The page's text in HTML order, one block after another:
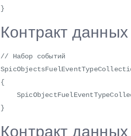
}
Контракт
// Набор событий
{
}
Контракт